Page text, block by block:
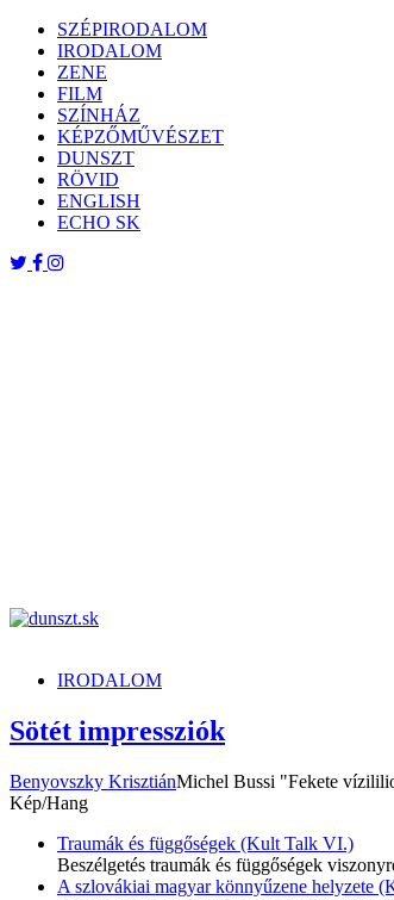
Skip
content
SZÉPIRODALOM
IRODALOM
ZENE
FILM
SZÍNHÁZ
KÉPZŐMŰVÉSZET
DUNSZT
RÖVID
ENGLISH
ECHO SK
IRODALOM
Sötét impressziók
Benyovszky KrisztiánMichel Bussi "Fekete
Kép/Hang
Traumák és függőségek (Kult Talk VI.)
Beszélgetés traumák és függőségek
A szlovákiai magyar könnyűzene helyzete